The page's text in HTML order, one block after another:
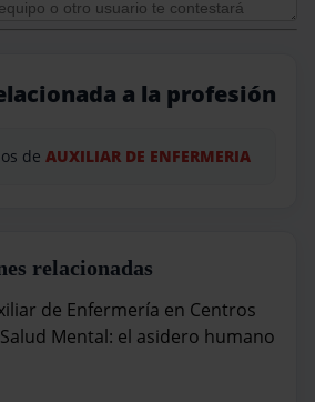
a la profesión
de AUXILIAR DE ENFERMERIA
relacionadas
de Enfermería en Centros
Mental: el asidero humano